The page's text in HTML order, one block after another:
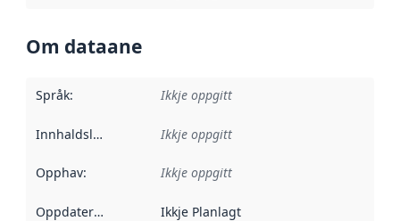
Om dataane
Språk: Ikkje oppgitt
Innhaldsleverandørar :
Ikkje oppgitt
Opphav: Ikkje oppgitt
Oppdateringsfrekvens :
Ikkje Planlagt